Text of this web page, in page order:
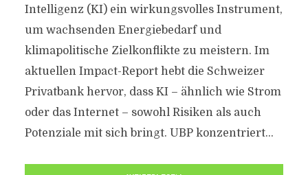
Intelligenz (KI) ein wirkungsvolles Instrument,
um wachsenden Energiebedarf und
klimapolitische Zielkonflikte zu meistern. Im
aktuellen Impact-Report hebt die Schweizer
Privatbank hervor, dass KI – ähnlich wie Strom
oder das Internet – sowohl Risiken als auch
Potenziale mit sich bringt. UBP konzentriert...